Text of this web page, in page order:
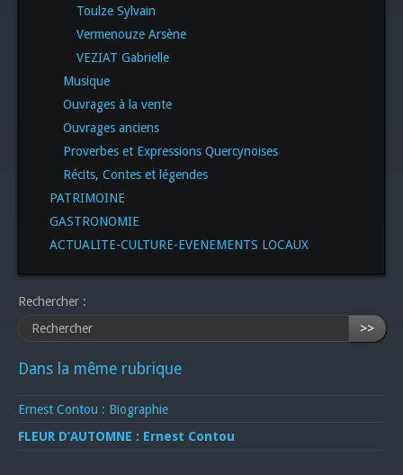
Toulze Sylvain
Vermenouze Arsène
VEZIAT Gabrielle
Musique
Ouvrages à la vente
Ouvrages anciens
Proverbes et Expressions Quercynoises
Récits, Contes et légendes
PATRIMOINE
GASTRONOMIE
ACTUALITE-CULTURE-EVENEMENTS LOCAUX
Rechercher :
>>
Dans la même rubrique
Ernest Contou : Biographie
FLEUR D’AUTOMNE : Ernest Contou